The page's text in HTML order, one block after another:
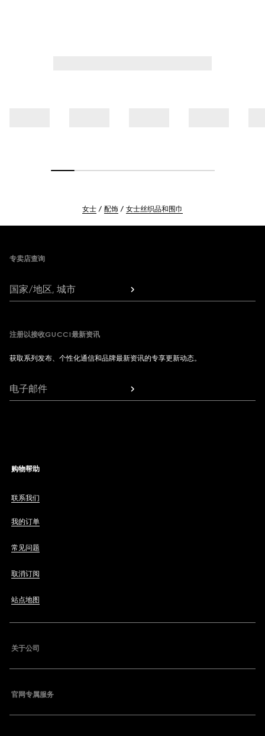
女士 配饰 女士丝织品和围巾
专卖店查询
国家/地区, 城市
注册以接收GUCCI最新资讯
获取系列发布、个性化通信和品牌最新资讯的专享更新动态。
电子邮件
购物帮助
联系我们
我的订单
常见问题
取消订阅
站点地图
关于公司
官网专属服务